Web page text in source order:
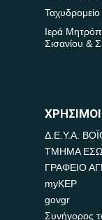
Ιερά
Σισανίου &
Δ.Ε.Υ.Α.
ΤΜΗΜΑ
ΓΡΑΦΕΙΟ
myKEP
govgr
Συνήγορος